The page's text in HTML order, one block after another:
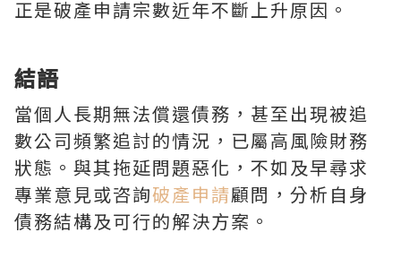
正是破產申請宗數近年不斷上升原因。
結語
當個人長期無法償還債務，甚至出現被追
數公司頻繁追討的情況，已屬高風險財務
狀態。與其拖延問題惡化，不如及早尋求
專業意見或咨詢破產申請顧問，分析自身
債務結構及可行的解決方案。